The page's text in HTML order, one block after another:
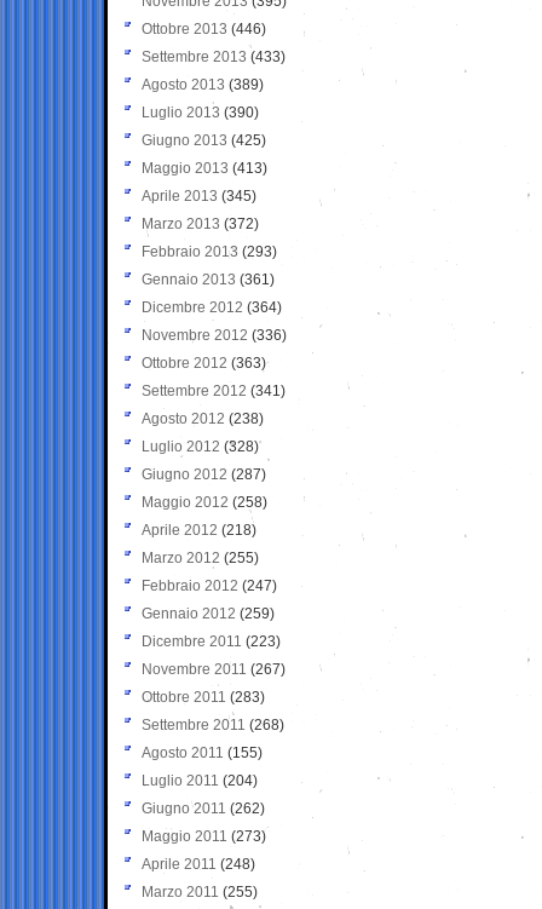
Ottobre 2013 (446)
Settembre 2013 (433)
Agosto 2013 (389)
Luglio 2013 (390)
Giugno 2013 (425)
Maggio 2013 (413)
Aprile 2013 (345)
Marzo 2013 (372)
Febbraio 2013 (293)
Gennaio 2013 (361)
Dicembre 2012 (364)
Novembre 2012 (336)
Ottobre 2012 (363)
Settembre 2012 (341)
Agosto 2012 (238)
Luglio 2012 (328)
Giugno 2012 (287)
Maggio 2012 (258)
Aprile 2012 (218)
Marzo 2012 (255)
Febbraio 2012 (247)
Gennaio 2012 (259)
Dicembre 2011 (223)
Novembre 2011 (267)
Ottobre 2011 (283)
Settembre 2011 (268)
Agosto 2011 (155)
Luglio 2011 (204)
Giugno 2011 (262)
Maggio 2011 (273)
Aprile 2011 (248)
Marzo 2011 (255)